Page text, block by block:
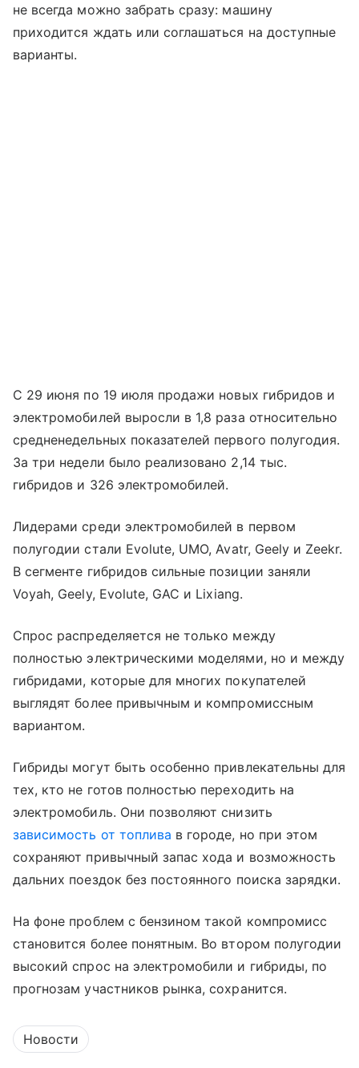
не всегда можно забрать сразу: машину
приходится ждать или соглашаться на доступные
варианты.
С 29 июня по 19 июля продажи новых гибридов и
электромобилей выросли в 1,8 раза относительно
средненедельных показателей первого полугодия.
За три недели было реализовано 2,14 тыс.
гибридов и 326 электромобилей.
Лидерами среди электромобилей в первом
полугодии стали Evolute, UMO, Avatr, Geely и Zeekr.
В сегменте гибридов сильные позиции заняли
Voyah, Geely, Evolute, GAC и Lixiang.
Спрос распределяется не только между
полностью электрическими моделями, но и между
гибридами, которые для многих покупателей
выглядят более привычным и компромиссным
вариантом.
Гибриды могут быть особенно привлекательны для
тех, кто не готов полностью переходить на
электромобиль. Они позволяют снизить
зависимость от топлива в городе, но при этом
сохраняют привычный запас хода и возможность
дальних поездок без постоянного поиска зарядки.
На фоне проблем с бензином такой компромисс
становится более понятным. Во втором полугодии
высокий спрос на электромобили и гибриды, по
прогнозам участников рынка, сохранится.
Новости